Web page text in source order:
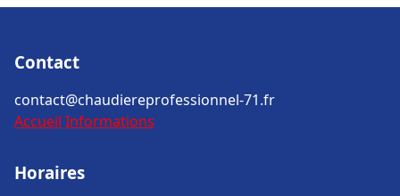
Contact
contact@chaudiereprofessionnel-71.fr
Accueil Informations
Horaires